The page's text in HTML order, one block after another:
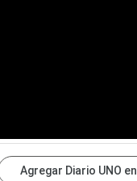
Agregar Diario UNO en